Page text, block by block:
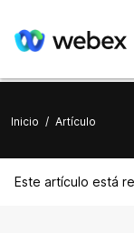
Inicio / Artículo
Este artículo está